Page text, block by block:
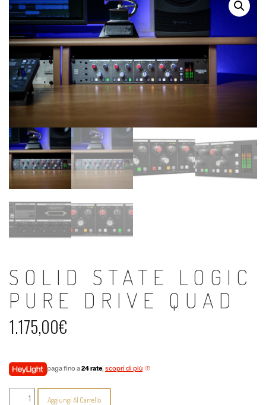
SOLID STATE LOGIC
PURE DRIVE QUAD
1.175,00€
paga fino a24 rate, scopri di più
Aggiungi Al Carrello